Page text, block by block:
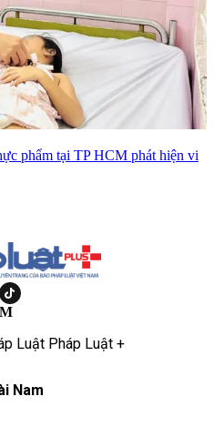
phẩm tại TP HCM phát hiện vi
Luật Pháp Luật +
Nam